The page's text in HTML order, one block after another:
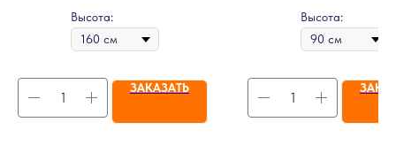
Высота:
ЗАКАЗАТЬ
Высота: